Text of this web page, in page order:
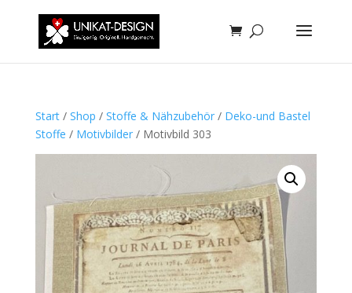
Start/ Shop / Stoffe & Nähzubehör/ Deko-und Bastel
Stoffe / Motivbilder/ Motivbild 303